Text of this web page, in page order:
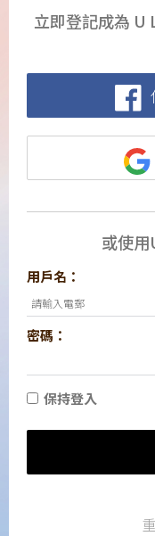
立即登記成為
或使
用戶名：
密碼：
保持登入